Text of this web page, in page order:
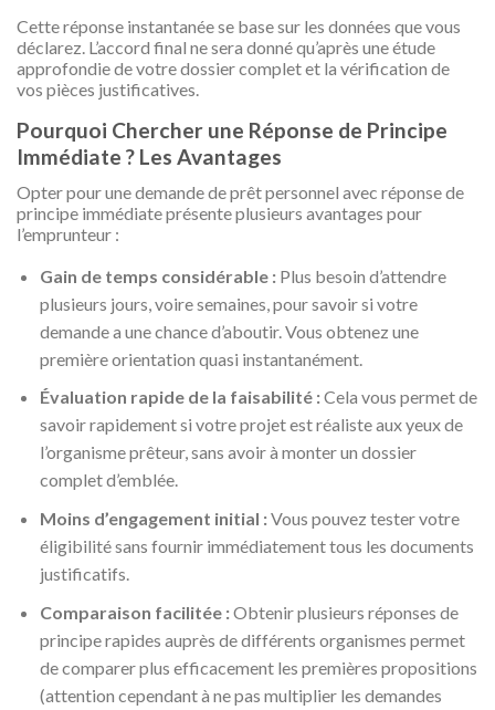
Cette réponse instantanée se base sur les données que vous
déclarez. L’accord final ne sera donné qu’après une étude
approfondie de votre dossier complet et la vérification de
vos pièces justificatives.
Pourquoi Chercher une Réponse de Principe
Immédiate ? Les Avantages
Opter pour une demande de prêt personnel avec réponse de
principe immédiate présente plusieurs avantages pour
l’emprunteur :
Gain de temps considérable :Plus besoin d’attendre
plusieurs jours, voire semaines, pour savoir si votre
demande a une chance d’aboutir. Vous obtenez une
première orientation quasi instantanément.
Évaluation rapide de la faisabilité :Cela vous permet de
savoir rapidement si votre projet est réaliste aux yeux de
l’organisme prêteur, sans avoir à monter un dossier
complet d’emblée.
Moins d’engagement initial :Vous pouvez tester votre
éligibilité sans fournir immédiatement tous les documents
justificatifs.
Comparaison facilitée :Obtenir plusieurs réponses de
principe rapides auprès de différents organismes permet
de comparer plus efficacement les premières propositions
(attention cependant à ne pas multiplier les demandes